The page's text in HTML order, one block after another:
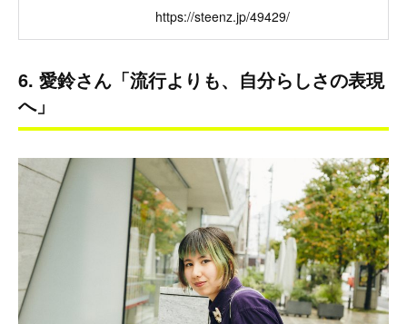
https://steenz.jp/49429/
6. 愛鈴さん「流行よりも、自分らしさの表現
へ」